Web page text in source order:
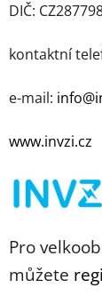
DIČ:
kontaktní
e-mail:
www.invzi.cz
Pro
můžete